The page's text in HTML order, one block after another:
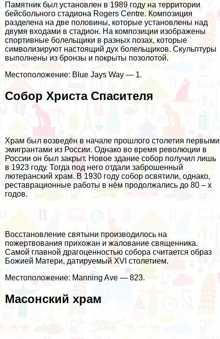
Памятник был установлен в 1989 году на территории
бейсбольного стадиона Rogers Centre. Композиция
разделена на две половины, которые установлены над
двумя входами в стадион. На композиции изображены
спортивные болельщики в разных позах, которые
символизируют настоящий дух болельщиков. Скульптуры
выполнены из бронзы и покрыты позолотой.
Местоположение: Blue Jays Way — 1.
Собор Христа Спасителя
Храм был возведён в начале прошлого столетия первыми
эмигрантами из России. Однако во время революции в
России он был закрыт. Новое здание собор получил лишь
в 1923 году. Тогда под него отдали заброшенный
лютеранский храм. В 1930 году собор освятили, однако,
реставрационные работы в нём продолжались до 80 – х
годов.
Восстановление святыни производилось на
пожертвования прихожан и жалование священника.
Самой главной драгоценностью собора считается образ
Божией Матери, датируемый XVI столетием.
Местоположение: Manning Ave — 823.
Масонский храм